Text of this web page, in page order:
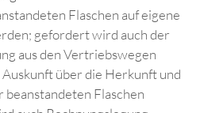
Flaschen auf eigene
gefordert wird auch der
aus den Vertriebswegen
über die Herkunft und
Flaschen